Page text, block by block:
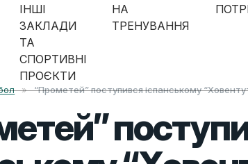
ІНШІ
ЗАКЛАДИ
ТА
СПОРТИВНІ
ПРОЄКТИ
НА
ТРЕНУВАННЯ
» “Прометей” поступився iспанському